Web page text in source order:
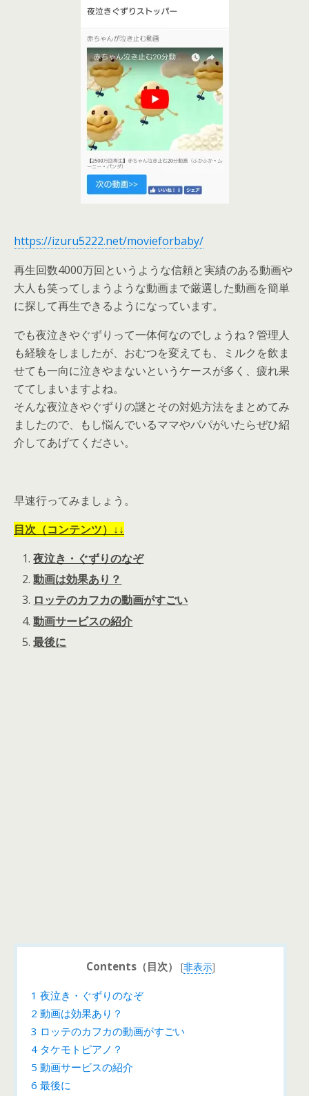
https://izuru5222.net/movieforbaby/
再生回数4000万回というような信頼と実績のある動画や
大人も笑ってしまうような動画まで厳選した動画を簡単
に探して再生できるようになっています。
でも夜泣きやぐずりって一体何なのでしょうね？管理人
も経験をしましたが、おむつを変えても、ミルクを飲ま
せても一向に泣きやまないというケースが多く、疲れ果
ててしまいますよね。
そんな夜泣きやぐずりの謎とその対処方法をまとめてみ
ましたので、もし悩んでいるママやパパがいたらぜひ紹
介してあげてください。
早速行ってみましょう。
目次（コンテンツ）↓↓
夜泣き・ぐずりのなぞ
動画は効果あり？
ロッテのカフカの動画がすごい
動画サービスの紹介
最後に
Contents（目次） [非表示]
1 夜泣き・ぐずりのなぞ
2 動画は効果あり？
3 ロッテのカフカの動画がすごい
4 タケモトピアノ？
5 動画サービスの紹介
6 最後に